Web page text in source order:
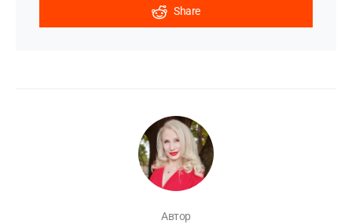
Share
Автор